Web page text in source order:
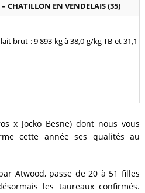
CHATILLON EN VENDELAIS (35)
brut : 9 893 kg à 38,0 g/kg TB et 31,1
x Jocko Besne) dont nous vous
cette année ses qualités au
Atwood, passe de 20 à 51 filles
les taureaux confirmés.